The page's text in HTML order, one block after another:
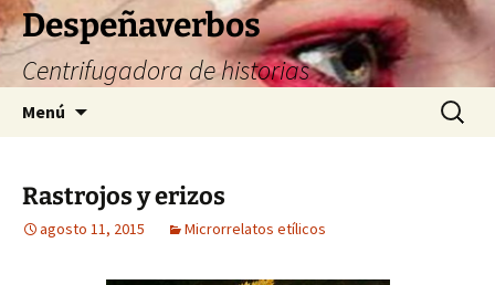
Saltar
al
contenido
Despeñaverbos
Centrifugadora de historias
Menú Buscar:
Rastrojos y erizos
agosto 11, 2015 Microrrelatos etílicos